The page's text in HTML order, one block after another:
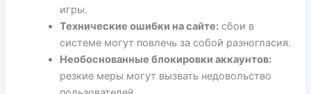
игры.
Технические ошибки на сайте: сбои в
системе могут повлечь за собой разногласия.
Необоснованные блокировки аккаунтов:
резкие меры могут вызвать недовольство